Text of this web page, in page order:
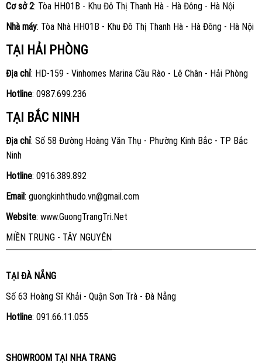
Cơ sở 2: Tòa HH01B - Khu Đô Thị Thanh Hà - Hà Đông - Hà Nội
Nhà máy: Tòa Nhà HH01B - Khu Đô Thị Thanh Hà - Hà Đông - Hà Nội
TẠI HẢI PHÒNG
Địa chỉ: HD-159 - Vinhomes Marina Cầu Rào - Lê Chân - Hải Phòng
Hotline: 0987.699.236
TẠI BẮC NINH
Địa chỉ: Số 58 Đường Hoàng Văn Thụ - Phường Kinh Bắc - TP Bắc
Ninh
Hotline: 0916.389.892
Email: guongkinhthudo.vn@gmail.com
Website: www.GuongTrangTri.Net
MIỀN TRUNG - TÂY NGUYÊN
TẠI ĐÀ NẴNG
Số 63 Hoàng Sĩ Khải - Quận Sơn Trà - Đà Nẵng
Hotline: 091.66.11.055
SHOWROOM TẠI NHA TRANG